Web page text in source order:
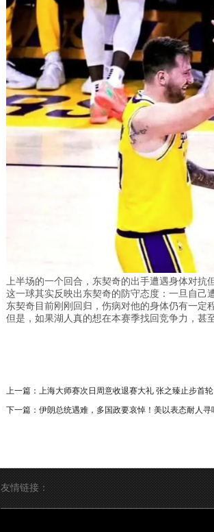
上半场的一个回合，东契奇的出手遭遇身体对抗
这一球其实反映出东契奇的防守态度：一旦自己
东契奇目前刚刚回归，伤病对他的身体仍有一定
但是，如果湖人真的想在本赛季找回竞争力，甚
上一篇： 上海大师赛次日周意收退赛大礼 张之臻止步首轮
下一篇： 伊朗总统遇难，多国政要哀悼！美以表态耐人寻
友情链接：